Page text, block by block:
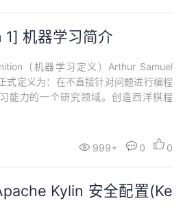
机器学习简介
（机器学习定义）Arthur Samuel
式定义为：在不直接针对问题进行编程
能力的一个研究领域。创造西洋棋程
个计算机程序来说：给它一个任务T和
经验E的影响...
999+ 0 0
Kylin 安全配置(Ke